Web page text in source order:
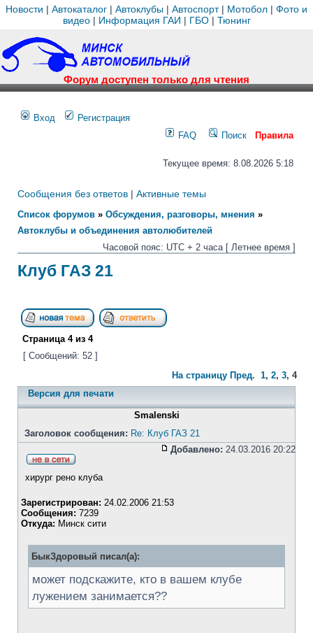
Новости | Автокаталог | Автоклубы | Автоспорт| Мотобол | Фото и
видео| Информация ГАИ | ГБО| Тюнинг
Форум доступен только для чтения
Вход
Регистрация
FAQ
Поиск Правила
Текущее время: 8.08.2026 5:18
Сообщения без ответов | Активные темы
Список форумов » Обсуждения, разговоры, мнения »
Автоклубы и объединения автолюбителей
Часовой пояс: UTC + 2 часа [ Летнее время ]
Клуб ГАЗ 21
Страница 4из 4
[ Сообщений: 52 ]
На страницу Пред. 1, 2, 3, 4
Версия для печати
Smalenski
Заголовок сообщения: Re: Клуб ГАЗ 21
Добавлено: 24.03.2016 20:22
хирург рено клуба
Зарегистрирован: 24.02.2006 21:53
Сообщения: 7239
Откуда: Минск сити
БыкЗдоровый писал(а):
может подскажите, кто в вашем клубе
лужением занимается??